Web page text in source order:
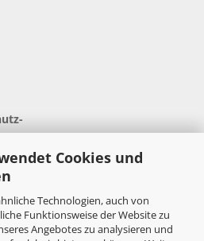
Cookies und
Technologien, auch von
Funktionsweise der Website zu
Angebotes zu analysieren und